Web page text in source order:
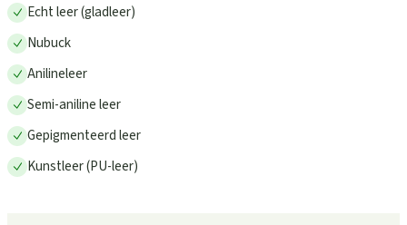
Echt leer (gladleer)
Nubuck
Anilineleer
Semi-aniline leer
Gepigmenteerd leer
Kunstleer (PU-leer)